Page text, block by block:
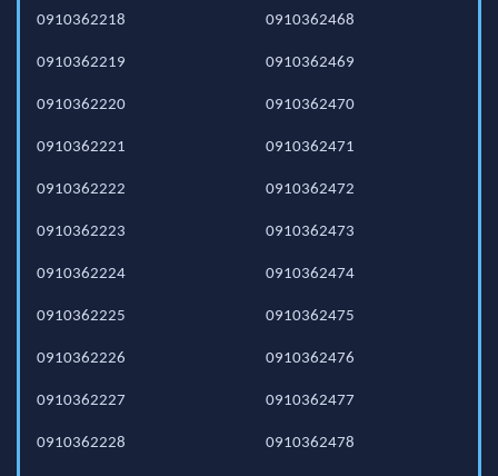
0910362218
0910362219
0910362220
0910362221
0910362222
0910362223
0910362224
0910362225
0910362226
0910362227
0910362228
0910362468
0910362469
0910362470
0910362471
0910362472
0910362473
0910362474
0910362475
0910362476
0910362477
0910362478